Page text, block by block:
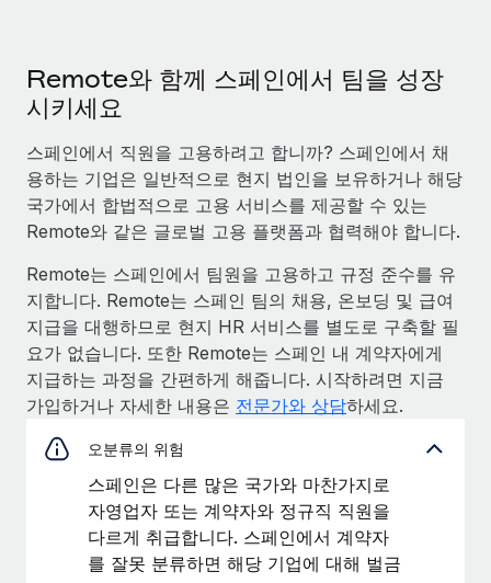
Remote와 함께 스페인에서 팀을 성장
시키세요
스페인에서 직원을 고용하려고 합니까? 스페인에서 채
용하는 기업은 일반적으로 현지 법인을 보유하거나 해당
국가에서 합법적으로 고용 서비스를 제공할 수 있는
Remote와 같은 글로벌 고용 플랫폼과 협력해야 합니다.
Remote는 스페인에서 팀원을 고용하고 규정 준수를 유
지합니다. Remote는 스페인 팀의 채용, 온보딩 및 급여
지급을 대행하므로 현지 HR 서비스를 별도로 구축할 필
요가 없습니다. 또한 Remote는 스페인 내 계약자에게
지급하는 과정을 간편하게 해줍니다. 시작하려면 지금
가입하거나 자세한 내용은 전문가와 상담하세요.
오분류의 위험
스페인은 다른 많은 국가와 마찬가지로
자영업자 또는 계약자와 정규직 직원을
다르게 취급합니다. 스페인에서 계약자
를 잘못 분류하면 해당 기업에 대해 벌금